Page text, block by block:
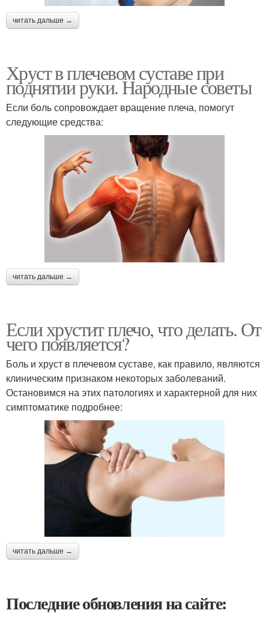
читать дальше →
Хруст в плечевом суставе при
поднятии руки. Народные советы
Если боль сопровождает вращение плеча, помогут
следующие средства:
читать дальше →
Если хрустит плечо, что делать. От
чего появляется?
Боль и хруст в плечевом суставе, как правило, являются
клиническим признаком некоторых заболеваний.
Остановимся на этих патологиях и характерной для них
симптоматике подробнее:
читать дальше →
Последние обновления на сайте: